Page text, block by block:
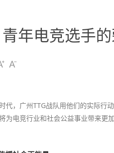
年电竞选手
代，广州TTG战队用他们的实际行
为电竞行业和社会公益事业带来更